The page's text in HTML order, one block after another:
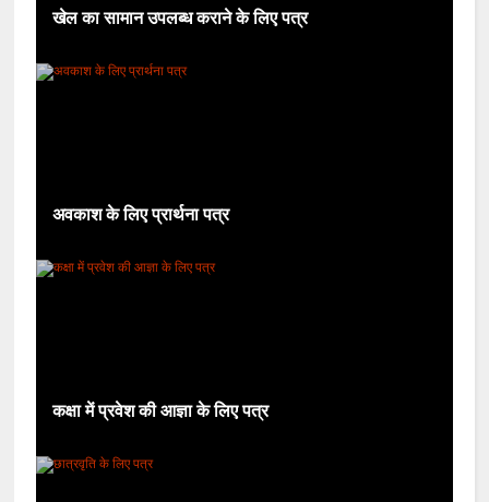
खेल का सामान उपलब्ध कराने के लिए पत्र
अवकाश के लिए प्रार्थना पत्र
कक्षा में प्रवेश की आज्ञा के लिए पत्र